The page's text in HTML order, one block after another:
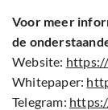
Voor meer
de
Website:
Whitepaper:
Telegram: